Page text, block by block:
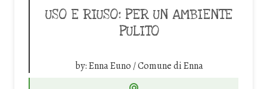
USO E RIUSO: PER UN AMBIENTE
PULITO
by:Enna Euno / Comune di Enna